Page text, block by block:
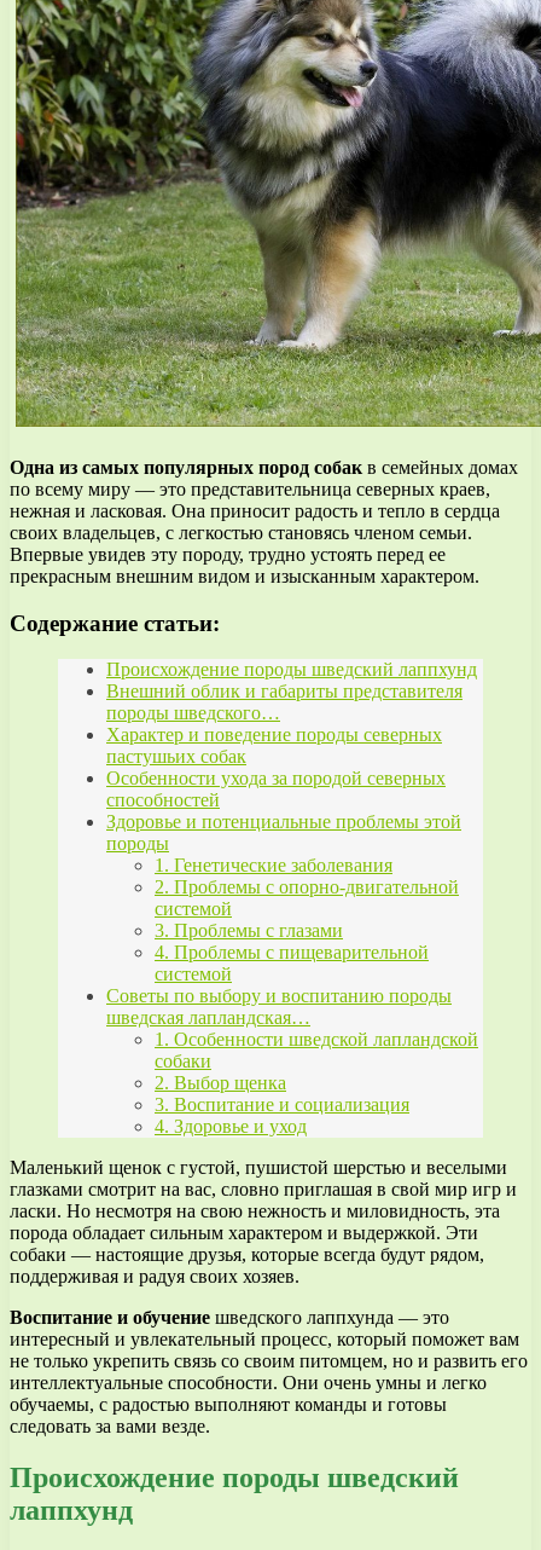
Одна из самых популярных пород собак в семейных домах
по всему миру — это представительница северных краев,
нежная и ласковая. Она приносит радость и тепло в сердца
своих владельцев, с легкостью становясь членом семьи.
Впервые увидев эту породу, трудно устоять перед ее
прекрасным внешним видом и изысканным характером.
Содержание статьи:
Происхождение породы шведский лаппхунд
Внешний облик и габариты представителя
породы шведского…
Характер и поведение породы северных
пастушьих собак
Особенности ухода за породой северных
способностей
Здоровье и потенциальные проблемы этой
породы
1. Генетические заболевания
2. Проблемы с опорно-двигательной
системой
3. Проблемы с глазами
4. Проблемы с пищеварительной
системой
Советы по выбору и воспитанию породы
шведская лапландская…
1. Особенности шведской лапландской
собаки
2. Выбор щенка
3. Воспитание и социализация
4. Здоровье и уход
Маленький щенок с густой, пушистой шерстью и веселыми
глазками смотрит на вас, словно приглашая в свой мир игр и
ласки. Но несмотря на свою нежность и миловидность, эта
порода обладает сильным характером и выдержкой. Эти
собаки — настоящие друзья, которые всегда будут рядом,
поддерживая и радуя своих хозяев.
Воспитание и обучение шведского лаппхунда — это
интересный и увлекательный процесс, который поможет вам
не только укрепить связь со своим питомцем, но и развить его
интеллектуальные способности. Они очень умны и легко
обучаемы, с радостью выполняют команды и готовы
следовать за вами везде.
Происхождение породы шведский
лаппхунд